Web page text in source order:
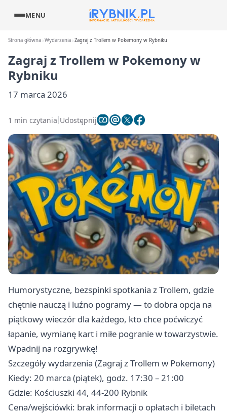
MENU
Strona główna Wydarzenia Zagraj z Trollem w Pokemony w Rybniku
Zagraj z Trollem w Pokemony w
Rybniku
17 marca 2026
1 min czytania Udostępnij
Humorystyczne, bezspinki spotkania z Trollem, gdzie
chętnie nauczą i luźno pogramy — to dobra opcja na
piątkowy wieczór dla każdego, kto chce poćwiczyć
łapanie, wymianę kart i miłe pogranie w towarzystwie.
Wpadnij na rozgrywkę!
Szczegóły wydarzenia (Zagraj z Trollem w Pokemony)
Kiedy: 20 marca (piątek), godz. 17:30 – 21:00
Gdzie: Kościuszki 44, 44-200 Rybnik
Cena/wejściówki: brak informacji o opłatach i biletach